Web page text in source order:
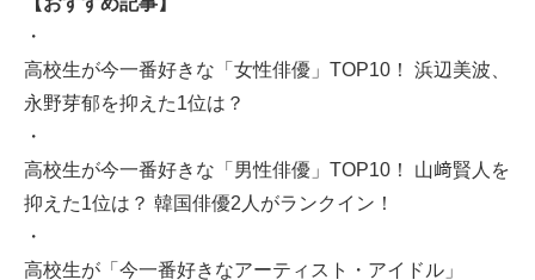
・
高校生が今一番好きな「女性俳優」TOP10！ 浜辺美波、
永野芽郁を抑えた1位は？
・
高校生が今一番好きな「男性俳優」TOP10！ 山﨑賢人を
抑えた1位は？ 韓国俳優2人がランクイン！
・
高校生が「今一番好きなアーティスト・アイドル」